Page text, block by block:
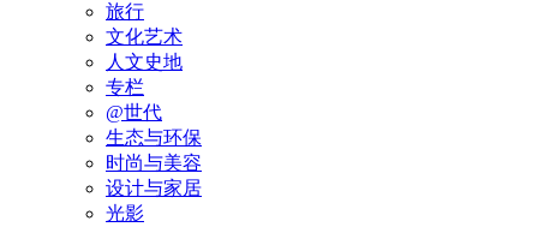
旅行
文化艺术
人文史地
专栏
@世代
生态与环保
时尚与美容
设计与家居
光影